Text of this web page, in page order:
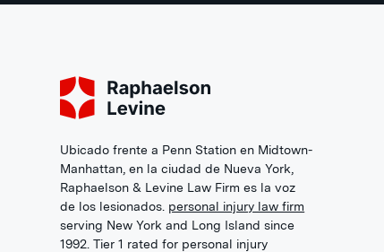
Ubicado frente a Penn Station en Midtown-
Manhattan, en la ciudad de Nueva York,
Raphaelson & Levine Law Firm es la voz
de los lesionados. personal injury law firm
serving New York and Long Island since
1992. Tier 1 rated for personal injury